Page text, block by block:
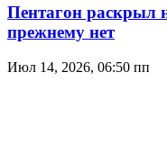
Пентагон раскрыл
прежнему нет
Июл 14, 2026, 06:50 пп